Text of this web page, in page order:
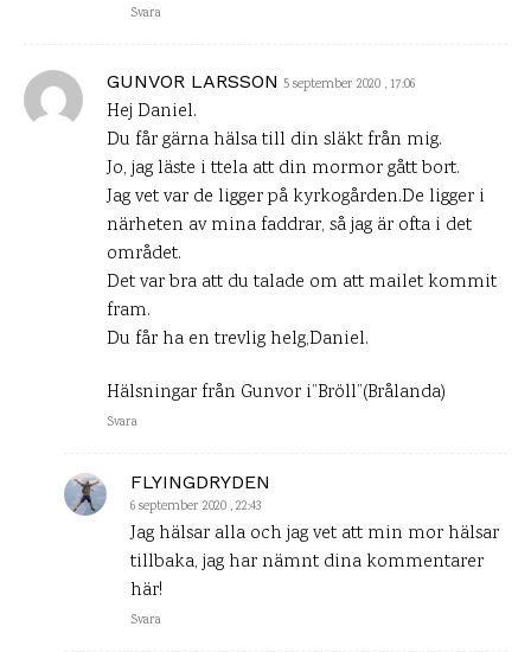
Svara
GUNVOR LARSSON 5 september 2020 , 17:06
Hej Daniel.
Du får gärna hälsa till din släkt från mig.
Jo, jag läste i ttela att din mormor gått bort.
Jag vet var de ligger på kyrkogården.De ligger i
närheten av mina faddrar, så jag är ofta i det
området.
Det var bra att du talade om att mailet kommit
fram.
Du får ha en trevlig helg,Daniel.
Hälsningar från Gunvor i”Bröll”(Brålanda)
Svara
FLYINGDRYDEN
6 september 2020 , 22:43
Jag hälsar alla och jag vet att min mor hälsar
tillbaka, jag har nämnt dina kommentarer
här!
Svara